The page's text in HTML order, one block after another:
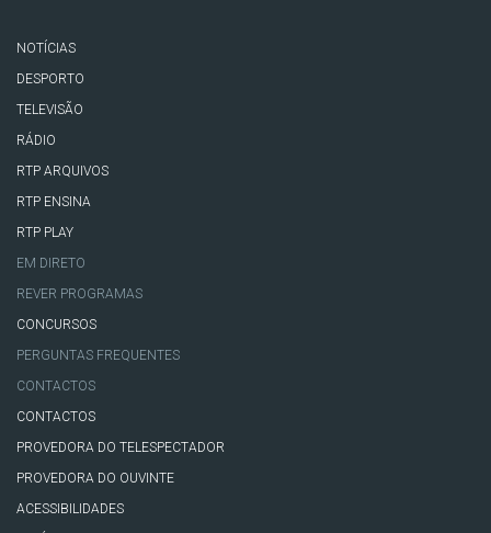
NOTÍCIAS
DESPORTO
TELEVISÃO
RÁDIO
RTP ARQUIVOS
RTP ENSINA
RTP PLAY
EM DIRETO
REVER PROGRAMAS
CONCURSOS
PERGUNTAS FREQUENTES
CONTACTOS
CONTACTOS
PROVEDORA DO TELESPECTADOR
PROVEDORA DO OUVINTE
ACESSIBILIDADES